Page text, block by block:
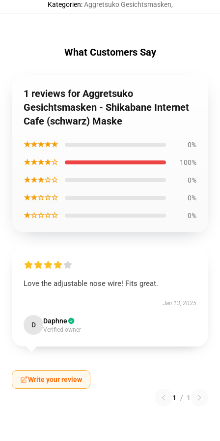
Kategorien:Aggretsuko Gesichtsmasken,
What Customers Say
1 reviews for Aggretsuko
Gesichtsmasken - Shikabane Internet
Cafe (schwarz) Maske
★★★★★ 0%
★★★★☆ 100%
★★★☆☆ 0%
★★☆☆☆ 0%
★☆☆☆☆ 0%
Love the adjustable nose wire! Fits great.
Jan 13, 2025
D Daphne
Verified owner
Write your review
1 / 1